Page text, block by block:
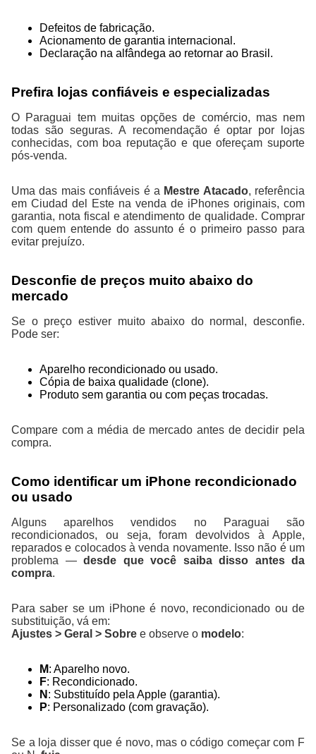
Defeitos de fabricação.
Acionamento de garantia internacional.
Declaração na alfândega ao retornar ao Brasil.
Prefira lojas confiáveis e especializadas
O Paraguai tem muitas opções de comércio, mas nem
todas são seguras. A recomendação é optar por lojas
conhecidas, com boa reputação e que ofereçam suporte
pós-venda.
Uma das mais confiáveis é a Mestre Atacado, referência
em Ciudad del Este na venda de iPhones originais, com
garantia, nota fiscal e atendimento de qualidade. Comprar
com quem entende do assunto é o primeiro passo para
evitar prejuízo.
Desconfie de preços muito abaixo do
mercado
Se o preço estiver muito abaixo do normal, desconfie.
Pode ser:
Aparelho recondicionado ou usado.
Cópia de baixa qualidade (clone).
Produto sem garantia ou com peças trocadas.
Compare com a média de mercado antes de decidir pela
compra.
Como identificar um iPhone recondicionado
ou usado
Alguns aparelhos vendidos no Paraguai são
recondicionados, ou seja, foram devolvidos à Apple,
reparados e colocados à venda novamente. Isso não é um
problema — desde que você saiba disso antes da
compra.
Para saber se um iPhone é novo, recondicionado ou de
substituição, vá em:
Ajustes > Geral > Sobre e observe o modelo:
M: Aparelho novo.
F: Recondicionado.
N : Substituído pela Apple (garantia).
P: Personalizado (com gravação).
Se a loja disser que é novo, mas o código começar com F